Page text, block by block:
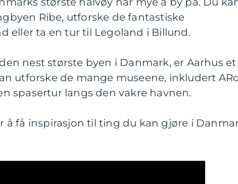
Ribe, utforske de fantastiske
eller ta en tur til Legoland i Billund.
nest største byen i Danmark, er Aarhus et
utforske de mange museene, inkludert
spasertur langs den vakre havnen.
å få inspirasjon til ting du kan gjøre i